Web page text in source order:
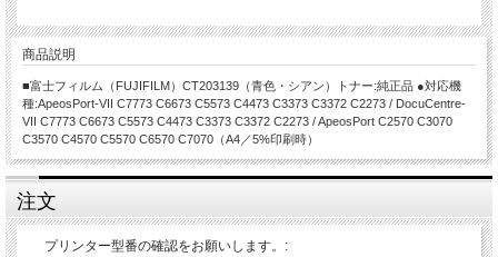
商品説明
■富士フィルム（FUJIFILM）CT203139（青色・シアン）トナー:純正品 ●対応機
種:ApeosPort-VII C7773 C6673 C5573 C4473 C3373 C3372 C2273 / DocuCentre-
VII C7773 C6673 C5573 C4473 C3373 C3372 C2273 / ApeosPort C2570 C3070
C3570 C4570 C5570 C6570 C7070（A4／5%印刷時）
注文
プリンター型番の確認をお願いします。: